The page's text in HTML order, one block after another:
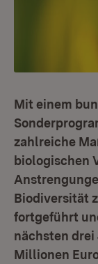
Mit einem
zahlreiche
biologischen
Biodiversität
fortgeführt
nächsten drei
Millionen